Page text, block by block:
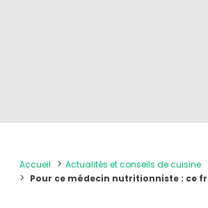
Accueil Actualités et conseils de cuisine
Pour ce médecin nutritionniste : ce